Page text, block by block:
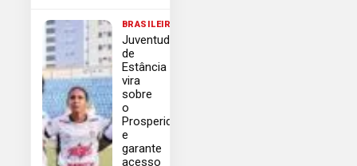
BRASILEIRÃO
Juventude
de
Estância
vira
sobre
o
Prosperidade
e
garante
acesso